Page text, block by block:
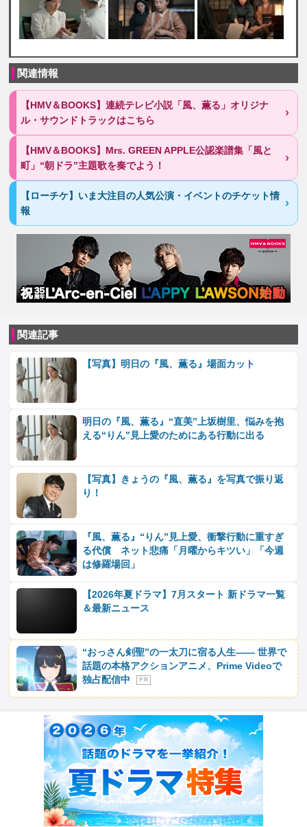
関連情報
【HMV＆BOOKS】連続テレビ小説「風、薫る」オリジナ
ル・サウンドトラックはこちら
【HMV＆BOOKS】Mrs. GREEN APPLE公認楽譜集「風と
町」“朝ドラ”主題歌を奏でよう！
【ローチケ】いま大注目の人気公演・イベントのチケット情
報
関連記事
【写真】明日の『風、薫る』場面カット
明日の『風、薫る』“直美”上坂樹里、悩みを抱
える“りん”見上愛のためにある行動に出る
【写真】きょうの『風、薫る』を写真で振り返
り！
『風、薫る』“りん”見上愛、衝撃行動に重すぎ
る代償 ネット悲痛「月曜からキツい」「今週
は修羅場回」
【2026年夏ドラマ】7月スタート 新ドラマ一覧
＆最新ニュース
“おっさん剣聖”の一太刀に宿る人生―― 世界で
話題の本格アクションアニメ、Prime Videoで
独占配信中
P R